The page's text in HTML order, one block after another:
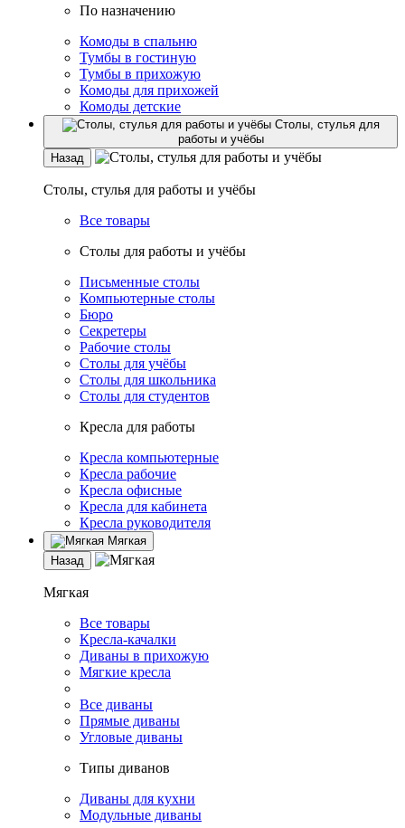
По назначению
Комоды в спальню
Тумбы в гостиную
Тумбы в прихожую
Комоды для прихожей
Комоды детские
Столы, стулья для
работы и учёбы
Назад
Столы, стулья для работы и учёбы
Все товары
Столы для работы и учёбы
Письменные столы
Компьютерные столы
Бюро
Секретеры
Рабочие столы
Столы для учёбы
Столы для школьника
Столы для студентов
Кресла для работы
Кресла компьютерные
Кресла рабочие
Кресла офисные
Кресла для кабинета
Кресла руководителя
Мягкая
Назад
Мягкая
Все товары
Кресла-качалки
Диваны в прихожую
Мягкие кресла
Все диваны
Прямые диваны
Угловые диваны
Типы диванов
Диваны для кухни
Модульные диваны